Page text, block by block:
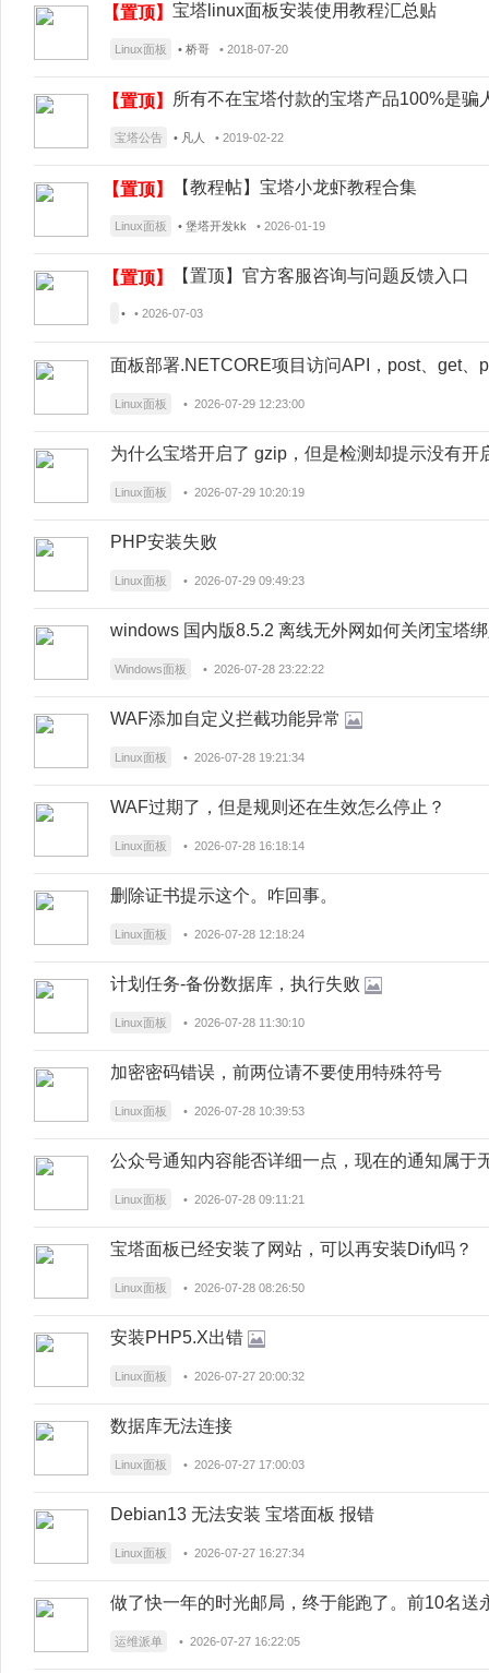
【置顶】 宝塔linux面板安装使用教程汇总贴
Linux面板 • 桥哥 • 2018-07-20
【置顶】 所有不在宝塔付款的宝塔产品100%是骗
宝塔公告 • 凡人 • 2019-02-22
【置顶】 【教程帖】宝塔小龙虾教程合集
Linux面板 • 堡塔开发kk • 2026-01-19
【置顶】 【置顶】官方客服咨询与问题反馈入口
• • 2026-07-03
面板部署.NETCORE项目访问API，post、get、
Linux面板 • 2026-07-29 12:23:00
为什么宝塔开启了 gzip，但是检测却提示没有开
Linux面板 • 2026-07-29 10:20:19
PHP安装失败
Linux面板 • 2026-07-29 09:49:23
windows 国内版8.5.2 离线无外网如何关闭宝塔
Windows面板 • 2026-07-28 23:22:22
WAF添加自定义拦截功能异常
Linux面板 • 2026-07-28 19:21:34
WAF过期了，但是规则还在生效怎么停止？
Linux面板 • 2026-07-28 16:18:14
删除证书提示这个。咋回事。
Linux面板 • 2026-07-28 12:18:24
计划任务-备份数据库，执行失败
Linux面板 • 2026-07-28 11:30:10
加密密码错误，前两位请不要使用特殊符号
Linux面板 • 2026-07-28 10:39:53
公众号通知内容能否详细一点，现在的通知属于
Linux面板 • 2026-07-28 09:11:21
宝塔面板已经安装了网站，可以再安装Dify吗？
Linux面板 • 2026-07-28 08:26:50
安装PHP5.X出错
Linux面板 • 2026-07-27 20:00:32
数据库无法连接
Linux面板 • 2026-07-27 17:00:03
Debian13 无法安装 宝塔面板 报错
Linux面板 • 2026-07-27 16:27:34
做了快一年的时光邮局，终于能跑了。前10名送
运维派单 • 2026-07-27 16:22:05